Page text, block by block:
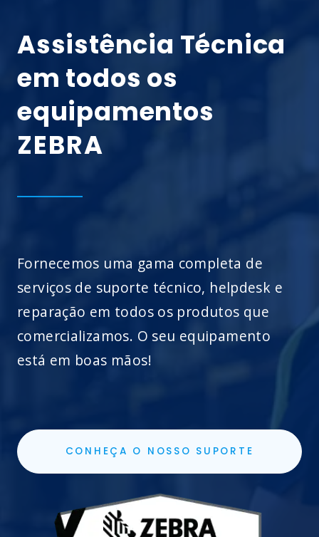
Assistência Técnica
em todos os
equipamentos
ZEBRA
Fornecemos uma gama completa de
serviços de suporte técnico, helpdesk e
reparação em todos os produtos que
comercializamos. O seu equipamento
está em boas mãos!
CONHEÇA O NOSSO SUPORTE